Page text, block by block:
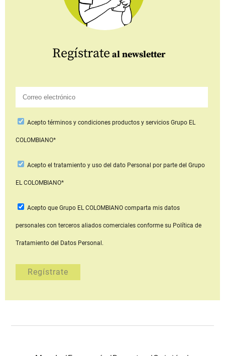
Regístrate al newsletter
Aceptotérminos y condiciones productos y serviciosGrupo EL
COLOMBIANO*
Acepto el tratamiento y uso del dato Personal por parte del Grupo
EL COLOMBIANO*
Acepto que Grupo EL COLOMBIANOcomparta mis datos
personales con terceros aliados comerciales conforme su Política de
Tratamiento del Datos Personal.